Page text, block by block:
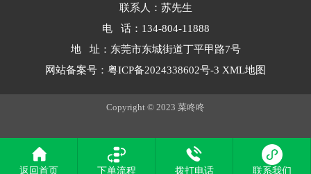
联系人：苏先生
电 话：134-804-11888
地 址：东莞市东城街道丁平甲路7号
网站备案号： 粤ICP备2024338602号-3 XML地图
Copyright © 2023 菜咚咚
返回首页 下单流程 拨打电话 联系我们